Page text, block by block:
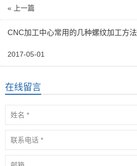
« 上一篇
CNC加工中心常用的几种螺纹加工方法
2017-05-01
在线留言